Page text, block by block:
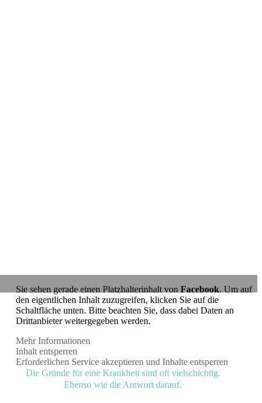
Sie sehen gerade einen Platzhalterinhalt vonFacebook. Um auf
den eigentlichen Inhalt zuzugreifen, klicken Sie auf die
Schaltfläche unten. Bitte beachten Sie, dass dabei Daten an
Drittanbieter weitergegeben werden.
Mehr Informationen
Inhalt entsperren
Erforderlichen Service akzeptieren und Inhalte entsperren
Die Gründe für eine Krankheit sind oft vielschichtig.
Ebenso wie die Antwort darauf.